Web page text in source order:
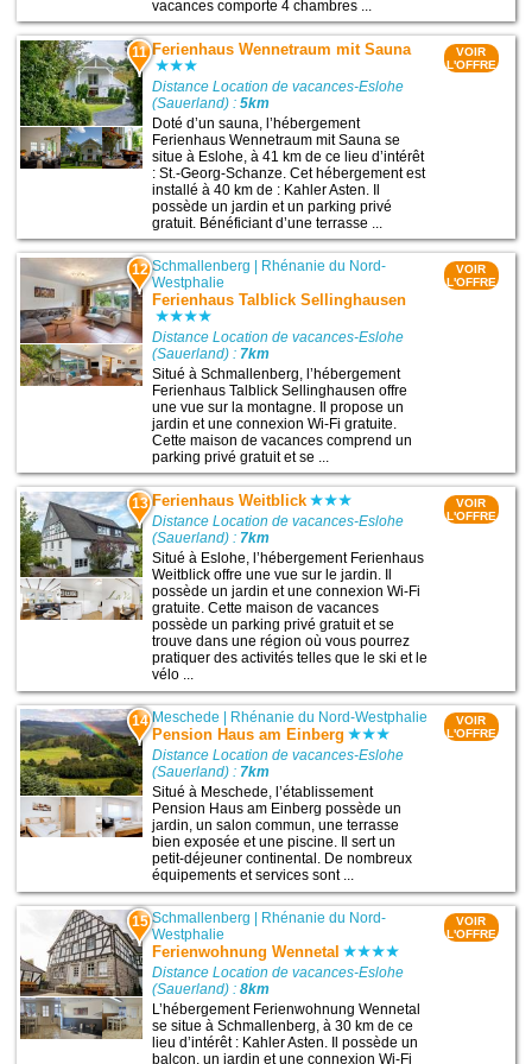
vacances comporte 4 chambres ...
11 Ferienhaus Wennetraum mit Sauna
Distance Location de vacances-Eslohe
(Sauerland) :5km
Doté d’un sauna, l’hébergement
Ferienhaus Wennetraum mit Sauna se
situe à Eslohe, à 41 km de ce lieu d’intérêt
: St.-Georg-Schanze. Cet hébergement est
installé à 40 km de : Kahler Asten. Il
possède un jardin et un parking privé
gratuit. Bénéficiant d’une terrasse ...
VOIR
L'OFFRE
12 Schmallenberg | Rhénanie du Nord-
Westphalie
Ferienhaus Talblick Sellinghausen
Distance Location de vacances-Eslohe
(Sauerland) : 7km
Situé à Schmallenberg, l’hébergement
Ferienhaus Talblick Sellinghausen offre
une vue sur la montagne. Il propose un
jardin et une connexion Wi-Fi gratuite.
Cette maison de vacances comprend un
parking privé gratuit et se ...
VOIR
L'OFFRE
13 Ferienhaus Weitblick
Distance Location de vacances-Eslohe
(Sauerland) : 7km
Situé à Eslohe, l’hébergement Ferienhaus
Weitblick offre une vue sur le jardin. Il
possède un jardin et une connexion Wi-Fi
gratuite. Cette maison de vacances
possède un parking privé gratuit et se
trouve dans une région où vous pourrez
pratiquer des activités telles que le ski et le
vélo ...
VOIR
L'OFFRE
14 Meschede Rhénanie du Nord-Westphalie
Pension Haus am Einberg
Distance Location de vacances-Eslohe
(Sauerland) : 7km
Situé à Meschede, l’établissement
Pension Haus am Einberg possède un
jardin, un salon commun, une terrasse
bien exposée et une piscine. Il sert un
petit-déjeuner continental. De nombreux
équipements et services sont ...
VOIR
L'OFFRE
15 Schmallenberg
Rhénanie du Nord-
Westphalie
Ferienwohnung Wennetal
Distance Location de vacances-Eslohe
(Sauerland) :8km
L’hébergement Ferienwohnung Wennetal
se situe à Schmallenberg, à 30 km de ce
lieu d’intérêt : Kahler Asten. Il possède un
balcon, un jardin et une connexion Wi-Fi
VOIR
L'OFFRE